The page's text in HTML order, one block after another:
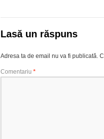
Lasă un răspuns
Adresa ta de email nu va fi publicată.
Comentariu *